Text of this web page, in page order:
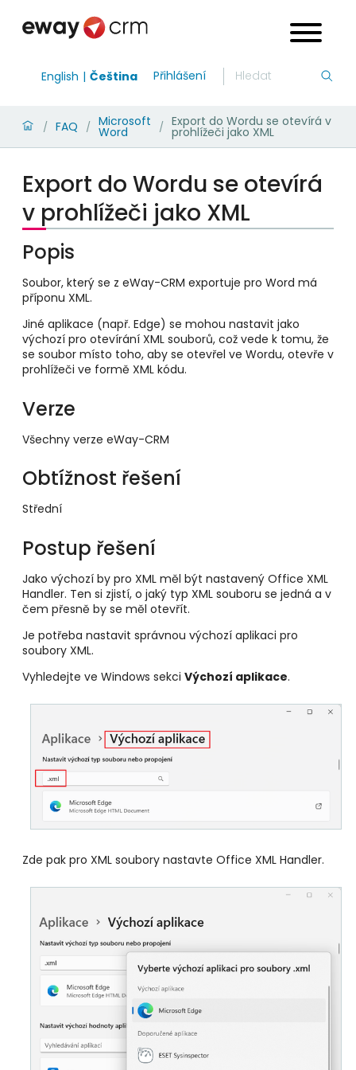
English Čeština Přihlášení
/ FAQ / Microsoft
Word / Export do Wordu se otevírá v
prohlížeči jako XML
Export do Wordu se otevírá
v prohlížeči jako XML
Popis
Soubor, který se z eWay-CRM exportuje pro Word má
příponu XML.
Jiné aplikace (např. Edge) se mohou nastavit jako
výchozí pro otevírání XML souborů, což vede k tomu, že
se soubor místo toho, aby se otevřel ve Wordu, otevře v
prohlížeči ve formě XML kódu.
Verze
Všechny verze eWay-CRM
Obtížnost řešení
Střední
Postup řešení
Jako výchozí by pro XML měl být nastavený Office XML
Handler. Ten si zjistí, o jaký typ XML souboru se jedná a v
čem přesně by se měl otevřít.
Je potřeba nastavit správnou výchozí aplikaci pro
soubory XML.
Vyhledejte ve Windows sekci Výchozí aplikace.
Zde pak pro XML soubory nastavte Office XML Handler.